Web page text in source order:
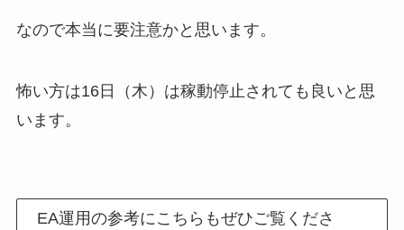
なので本当に要注意かと思います。
怖い方は16日（木）は稼動停止されても良いと思
います。
EA運用の参考にこちらもぜひご覧くださ